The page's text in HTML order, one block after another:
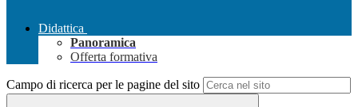
Didattica
Panoramica
Offerta formativa
Campo di ricerca per le pagine del sito